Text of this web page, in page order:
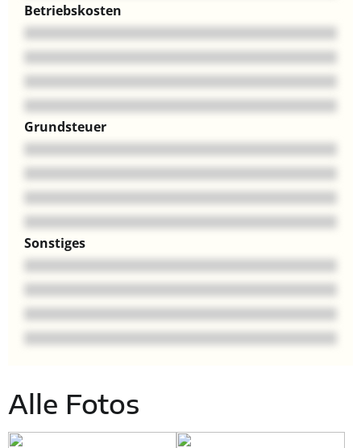
Betriebskosten
Grundsteuer
Sonstiges
Alle Fotos